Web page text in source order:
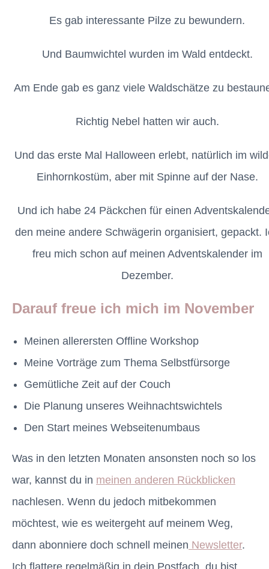
Es gab interessante Pilze zu bewundern.
Und Baumwichtel wurden im Wald entdeckt.
Am Ende gab es ganz viele Waldschätze zu
Richtig Nebel hatten wir auch.
Und das erste Mal Halloween erlebt, natürlich im
Einhornkostüm, aber mit Spinne auf der Nase.
Und ich habe 24 Päckchen für einen
den meine andere Schwägerin organisiert, gepackt.
freu mich schon auf meinen Adventskalender im
Dezember.
Darauf freue ich mich im November
Meinen allerersten Offline Workshop
Meine Vorträge zum Thema Selbstfürsorge
Gemütliche Zeit auf der Couch
Die Planung unseres Weihnachtswichtels
Den Start meines Webseitenumbaus
Was in den letzten Monaten ansonsten noch so los
war, kannst du in meinen anderen Rückblicken
nachlesen. Wenn du jedoch mitbekommen
möchtest, wie es weitergeht auf meinem Weg,
dann abonniere doch schnell meinen Newsletter.
Ich flattere regelmäßig in dein Postfach, du bist